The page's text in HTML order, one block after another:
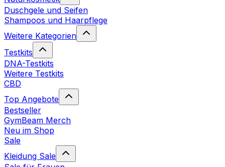
Duschgele und Seifen
Shampoos und Haarpflege
Weitere Kategorien
Testkits
DNA-Testkits
Weitere Testkits
CBD
Top Angebote
Bestseller
GymBeam Merch
Neu im Shop
Sale
Kleidung Sale